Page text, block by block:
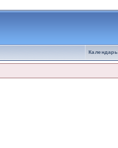
Календарь